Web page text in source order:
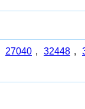
27040 , 32448 ,